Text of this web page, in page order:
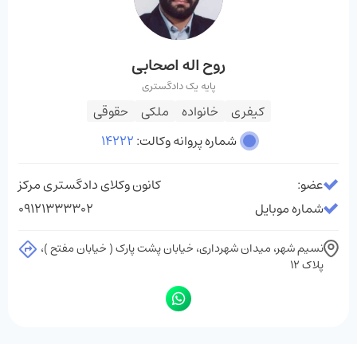
روح اله اصحابی
پایه یک دادگستری
کیفری خانواده ملکی
حقوقی
شماره پروانه وکالت:14222
عضو:
کانون وکلای دادگستری مرکز
شماره موبایل
09121333302
نسیم شهر، میدان شهرداری، خیابان پشت پارک ( خیابان مفتح )،
پلاک 12